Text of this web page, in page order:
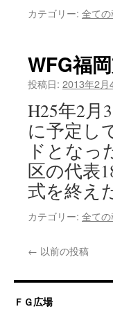
カテゴリー: 全て
WFG福
投稿日: 2013年2月
H25年2月
に予定し
ドとなっ
区の代表
式を終え
カテゴリー: 全て
← 以前の投稿
ＦＧ広場